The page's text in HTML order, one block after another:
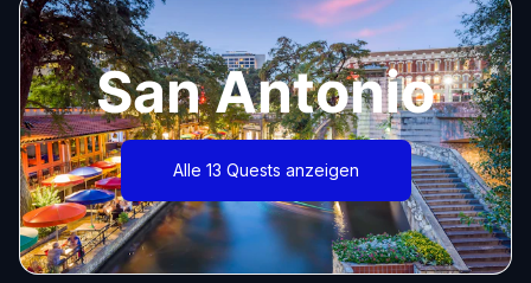
San Antonio
Alle 13 Quests anzeigen